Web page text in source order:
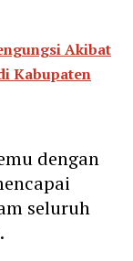
Akibat
Kabupaten
dengan
seluruh